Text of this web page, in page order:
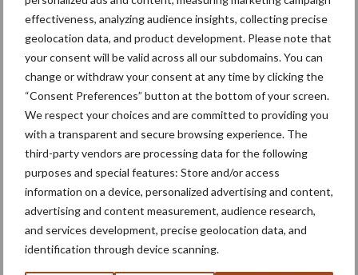
effectiveness, analyzing audience insights, collecting precise
geolocation data, and product development. Please note that
your consent will be valid across all our subdomains. You can
change or withdraw your consent at any time by clicking the
“Consent Preferences” button at the bottom of your screen.
We respect your choices and are committed to providing you
with a transparent and secure browsing experience. The
third-party vendors are processing data for the following
purposes and special features: Store and/or access
information on a device, personalized advertising and content,
advertising and content measurement, audience research,
and services development, precise geolocation data, and
identification through device scanning.
akkerbouw
Subsidie voor agrariërs op
zandgrond in delen van
Drenthe
Fedecom: grote
belangstelling voor SEL-
regeling vraagt om sneller
beschikbaar budget